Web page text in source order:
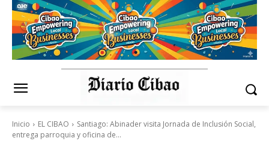
Inicio EL CIBAO
Santiago: Abinader visita Jornada de Inclusión Social,
entrega parroquia y oficina de...